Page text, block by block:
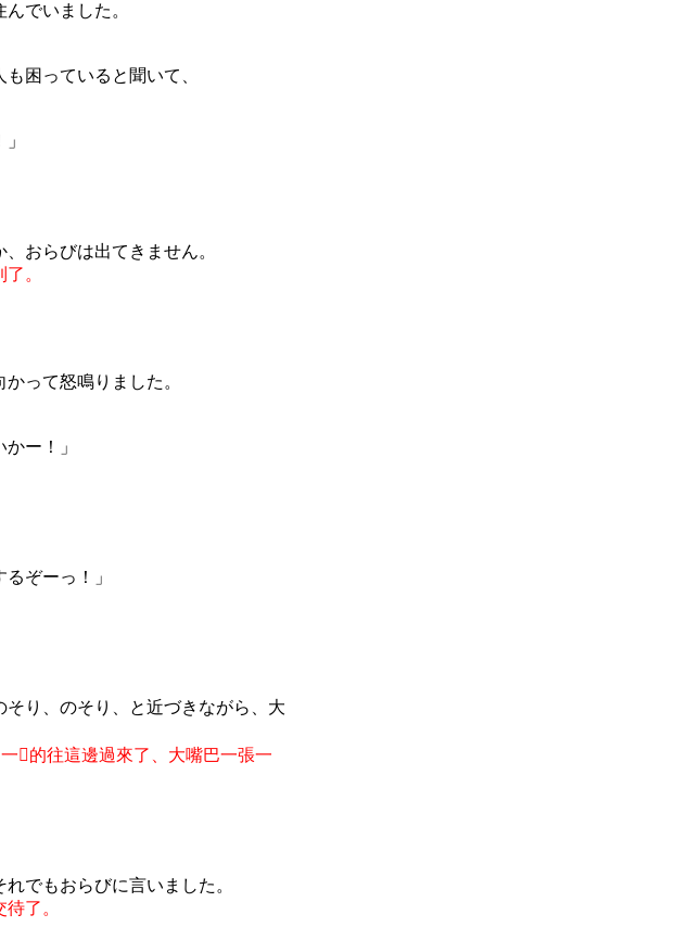
でいました。
困っていると聞いて、
おらびは出てきません。
。
って怒鳴りました。
ー！」
ぞーっ！」
り、のそり、と近づきながら、大
𤓷的往這邊過來了、大嘴巴一張一
でもおらびに言いました。
了。